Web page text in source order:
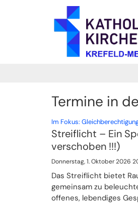
Zum Inhalt springen
Termine in
Im Fokus:
Streiflicht – Ein
verschoben !!!)
Donnerstag, 1. Oktober 2026
Das Streiflicht bietet
gemeinsam zu
offenes, lebendiges